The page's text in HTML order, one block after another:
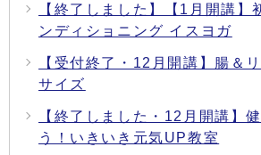
【終了しました】【1月開講】
ンディショニング イスヨガ
【受付終了・12月開講】腸＆
サイズ
【終了しました・12月開講】
う！いきいき元気UP教室